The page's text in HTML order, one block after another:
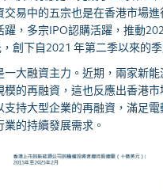
交易中的五宗也是在香港市場
躍，多宗IPO認購活躍，推動
創下自2021 年第二季以來的季
一大融資主力。近期，兩家新
模的再融資，這也反應出香港
支持大型企業的再融資，滿足
的持續發展需求。